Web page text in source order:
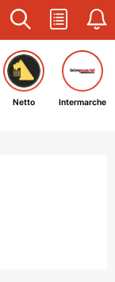
Netto Intermarche